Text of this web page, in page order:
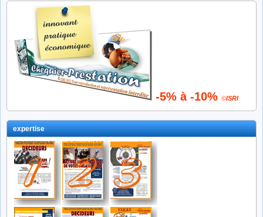
-5% à -10% ©ISRI
expertise